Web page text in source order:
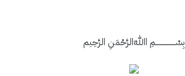
بِسْــــــــــــــــمِ اﷲِالرَّحْمَنِ الرَّحِيم